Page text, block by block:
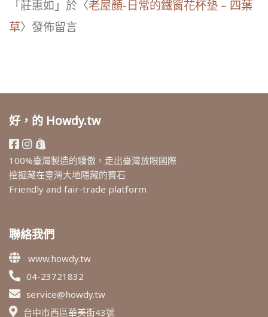
「莊惠如 」於〈老屋顏-日常的鐵窗花杯墊 – 四葉
草〉發佈留言
好，的 Howdy.tw
100%臺灣製造的驕傲，走出臺灣放眼國際
挖掘藏在臺灣大地隱藏的寶石
Friendly and fair-trade platform
聯絡我們
www.howdy.tw
04-23721832
service@howdy.tw
台中市西區華美街43號